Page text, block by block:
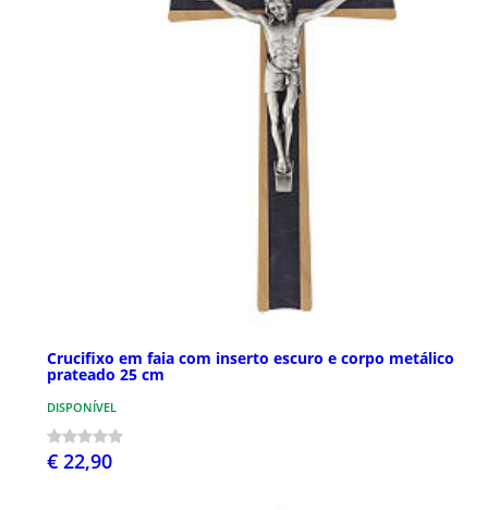
Crucifixo em faia com inserto escuro e corpo metálico
prateado 25 cm
DISPONÍVEL
€ 22,90